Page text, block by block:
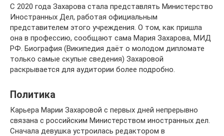
С 2020 года Захарова стала представлять Министерство
Иностранных Дел, работая официальным
представителем этого учреждения. О том, как пришла
она в профессию, сообщают сама Мария Захарова, МИД
РФ. Биография (Википедия даёт о молодом дипломате
только самые скупые сведения) Захаровой
раскрывается для аудитории более подробно.
Политика
Карьера Марии Захаровой с первых дней непрерывно
связана с российским Министерством иностранных дел.
Сначала девушка устроилась редактором в